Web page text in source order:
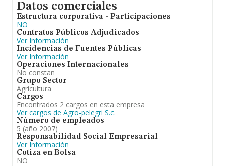
Datos comerciales
Estructura corporativa - Participaciones
NO
Contratos Públicos Adjudicados
Ver Información
Incidencias de Fuentes Públicas
Ver Información
Operaciones Internacionales
No constan
Grupo Sector
Agricultura
Cargos
Encontrados 2 cargos en esta empresa
Ver cargos de Agro-pelegri S.c.
Número de empleados
5 (año 2007)
Responsabilidad Social Empresarial
Ver Información
Cotiza en Bolsa
NO